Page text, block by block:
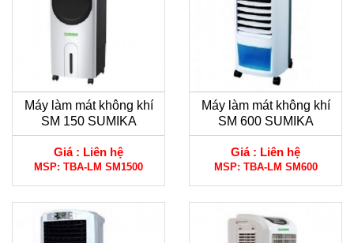
Máy làm mát không khí
SM 150 SUMIKA
Giá : Liên hệ
MSP: TBA-LM SM1500
Máy làm mát không khí
SM 600 SUMIKA
Giá : Liên hệ
MSP: TBA-LM SM600